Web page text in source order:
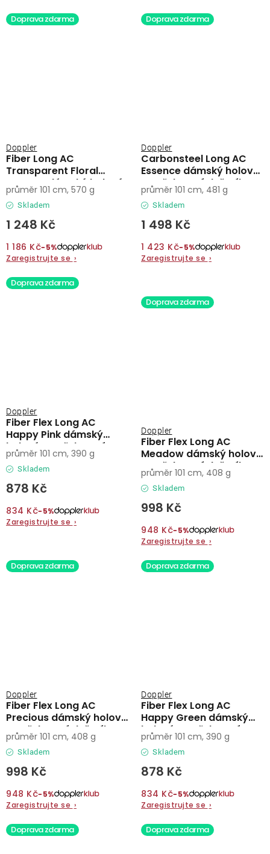
Doprava zdarma
Fiber Long AC
Transparent Floral
Dreams dámský holový
vystřelovací deštník
Doppler
Skladem
1 248 Kč
1 186 Kč−5%
Zaregistrujte se ›
průměr 101 cm, 570 g
Doprava zdarma
Carbonsteel Long AC
Essence dámský holový
vystřelovací deštník
Doppler
Skladem
1 498 Kč
1 423 Kč−5%
Zaregistrujte se ›
průměr 101 cm, 481 g
Doprava zdarma
Fiber Flex Long AC
Happy Pink dámský
holový vystřelovací
deštník
Doppler
Skladem
878 Kč
834 Kč−5%
Zaregistrujte se ›
průměr 101 cm, 390 g
Doprava zdarma
Fiber Flex Long AC
Meadow dámský holový
vystřelovací deštník
Doppler
Skladem
998 Kč
948 Kč−5%
Zaregistrujte se ›
průměr 101 cm, 408 g
Doprava zdarma
Fiber Flex Long AC
Precious dámský holový
vystřelovací deštník
Doppler
Skladem
998 Kč
948 Kč−5%
Zaregistrujte se ›
průměr 101 cm, 408 g
Doprava zdarma
Fiber Flex Long AC
Happy Green dámský
holový vystřelovací
deštník
Doppler
Skladem
878 Kč
834 Kč−5%
Zaregistrujte se ›
průměr 101 cm, 390 g
Doprava zdarma Doprava zdarma